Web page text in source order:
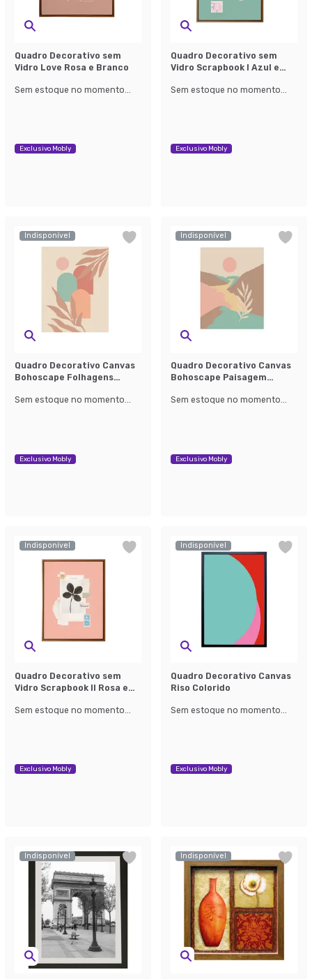
Quadro Decorativo sem
Vidro Love Rosa e Branco
Sem estoque no momento...
Exclusivo Mobly
Quadro Decorativo sem
Vidro Scrapbook I Azul e
Sem estoque no momento...
Exclusivo Mobly
Indisponível
Quadro Decorativo Canvas
Bohoscape Folhagens
Sem estoque no momento...
Exclusivo Mobly
Indisponível
Quadro Decorativo Canvas
Bohoscape Paisagem
Sem estoque no momento...
Exclusivo Mobly
Indisponível
Quadro Decorativo sem
Vidro Scrapbook II Rosa e
Sem estoque no momento...
Exclusivo Mobly
Indisponível
Quadro Decorativo Canvas
Riso Colorido
Sem estoque no momento...
Exclusivo Mobly
Indisponível Indisponível